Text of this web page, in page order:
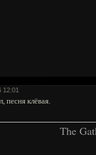
12:01
песня клёвая.
The